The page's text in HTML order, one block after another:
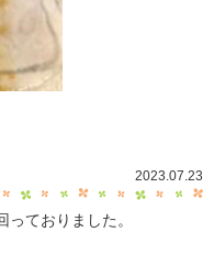
2023.07.23
ておりました。